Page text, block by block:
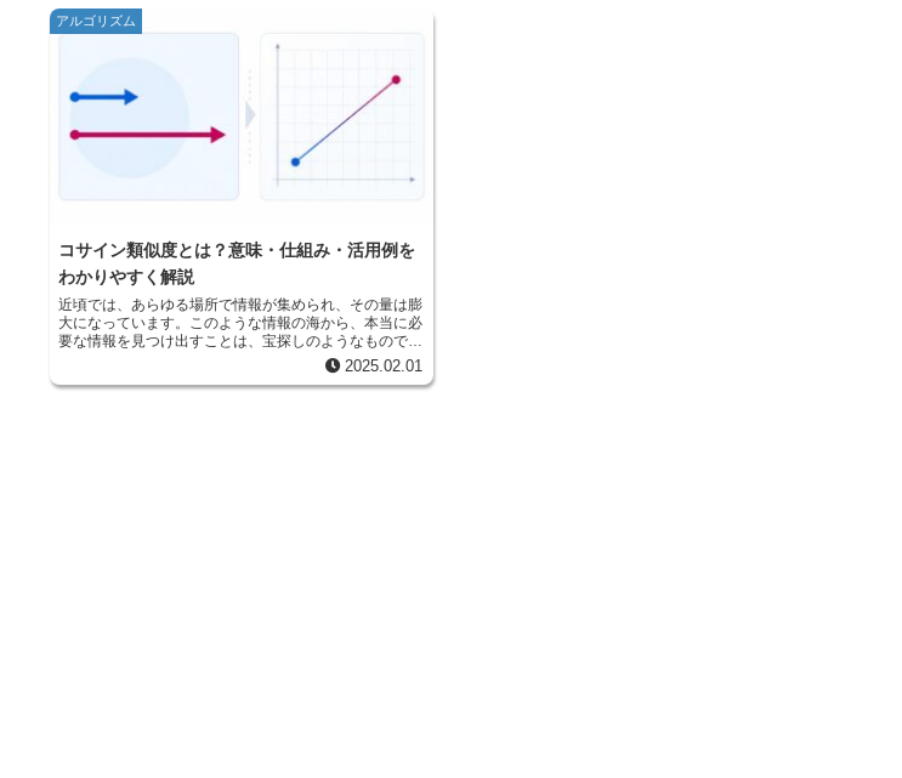
アルゴリズム
コサイン類似度とは？意味・仕組み・活用例を
わかりやすく解説
近頃では、あらゆる場所で情報が集められ、その量は膨
大になっています。このような情報の海から、本当に必
要な情報を見つけ出すことは、宝探しのようなもので
す。情報をうまく活用するためには、情報同士がどのよ
うに繋がっているのか、どれくらい似ているのかを理解
することが大切です。情報間の関係性を明らかにする手
2025.02.01